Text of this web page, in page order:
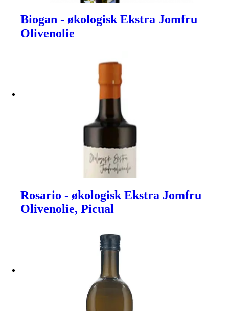
Biogan - økologisk Ekstra Jomfru
Olivenolie
Rosario - økologisk Ekstra Jomfru
Olivenolie, Picual